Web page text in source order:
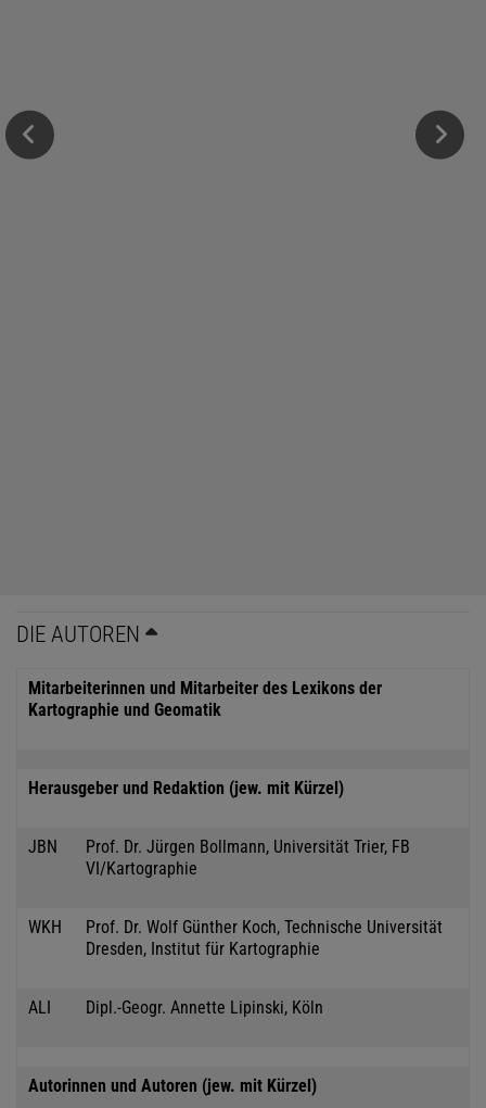
DIE AUTOREN
Mitarbeiterinnen und Mitarbeiter des Lexikons der
Kartographie und Geomatik
Herausgeber und Redaktion (jew. mit Kürzel)
JBN
Prof. Dr. Jürgen Bollmann, Universität Trier, FB
VI/Kartographie
WKH
Prof. Dr. Wolf Günther Koch, Technische Universität
Dresden, Institut für Kartographie
ALI Dipl.-Geogr. Annette Lipinski, Köln
Autorinnen und Autoren (jew. mit Kürzel)